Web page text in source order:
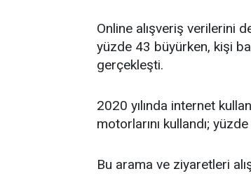
Online alışveriş verilerini
yüzde 43 büyürken, kişi
gerçekleşti.
2020 yılında internet
motorlarını kullandı;
Bu arama ve ziyaretleri